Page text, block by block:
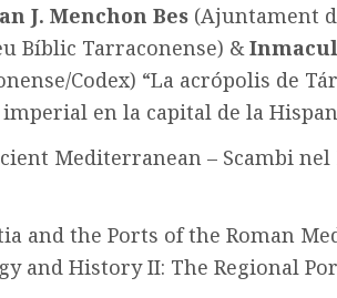
J. Menchon Bes (Ajuntament
Bíblic Tarraconense) &
Codex) “La acrópolis de
en la capital de la
Mediterranean – Scambi
and the Ports of the Roman
and History II: The Regional